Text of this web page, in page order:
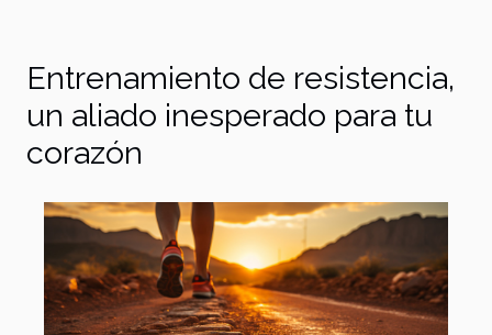
Entrenamiento de resistencia,
un aliado inesperado para tu
corazón